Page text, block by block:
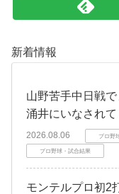
新着情報
山野苦手中日戦
涌井にいなされ
2026.08.06 プロ野
プロ野球・試合結果
モンテルプロ初2